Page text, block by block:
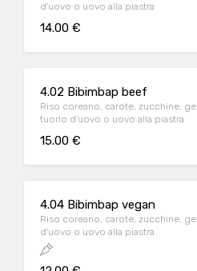
d'uovo o uovo alla piastra
14.00 €
4.02 Bibimbap beef
Riso coreano, carote, zucchine,
tuorlo d'uovo o uovo alla piastra
15.00 €
4.04 Bibimbap vegan
Riso coreano, carote, zucchine,
d'uovo o uovo alla piastra